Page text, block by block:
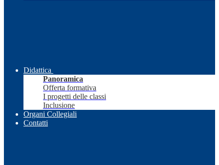
Didattica
Panoramica
Offerta formativa
I progetti delle classi
Inclusione
Organi Collegiali
Contatti